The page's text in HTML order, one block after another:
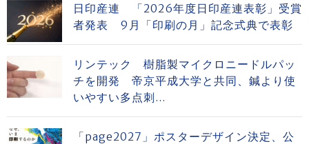
日印産連 「2026年度日印産連表彰」受賞
者発表 9月「印刷の月」記念式典で表彰
リンテック 樹脂製マイクロニードルパッ
チを開発 帝京平成大学と共同、鍼より使
いやすい多点刺...
「page2027」ポスターデザイン決定、公